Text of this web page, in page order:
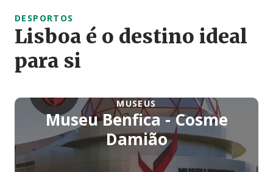
DESPORTOS
Lisboa é o destino ideal
para si
MUSEUS
Museu Benfica - Cosme
Damião